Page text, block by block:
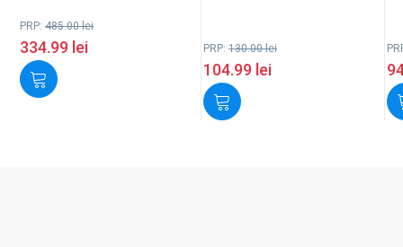
PRP: 485.00lei
334.99 lei PRP: 130.00lei
104.99 lei